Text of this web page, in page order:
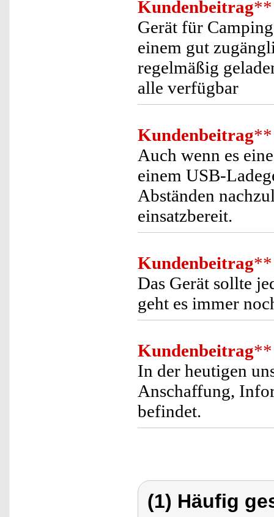
Kundenbeitrag**
Gerät für
einem gut
regelmäßig
alle verfügbar
Kundenbeitrag**
Auch wenn es
einem USB-
Abständen
einsatzbereit.
Kundenbeitrag**
Das Gerät sollte
geht es immer
Kundenbeitrag**
In der heutigen
Anschaffung,
befindet.
(1) Häufig